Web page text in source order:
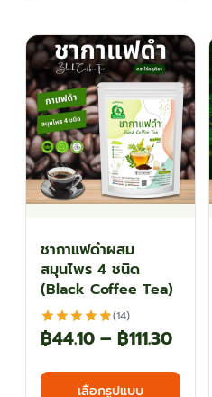
ชากาแฟดำผสม
สมุนไพร 4 ชนิด
(Black Coffee Tea)
(14)
฿44.10 – ฿111.30Price
range:
เลือกรูปแบบ
This